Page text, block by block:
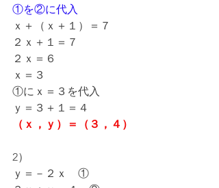
①を②に代入
ｘ＋（ｘ＋１）＝７
２ｘ＋１＝７
２ｘ＝６
ｘ＝３
①にｘ＝３を代入
ｙ＝３＋１＝４
（ｘ，ｙ）＝（３，４）
2）
ｙ＝－２ｘ　①